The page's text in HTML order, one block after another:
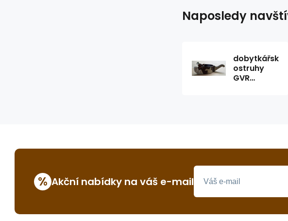
Naposledy
dobytkářské
ostruhy
GVR
% Akční nabídky na váš e-mail